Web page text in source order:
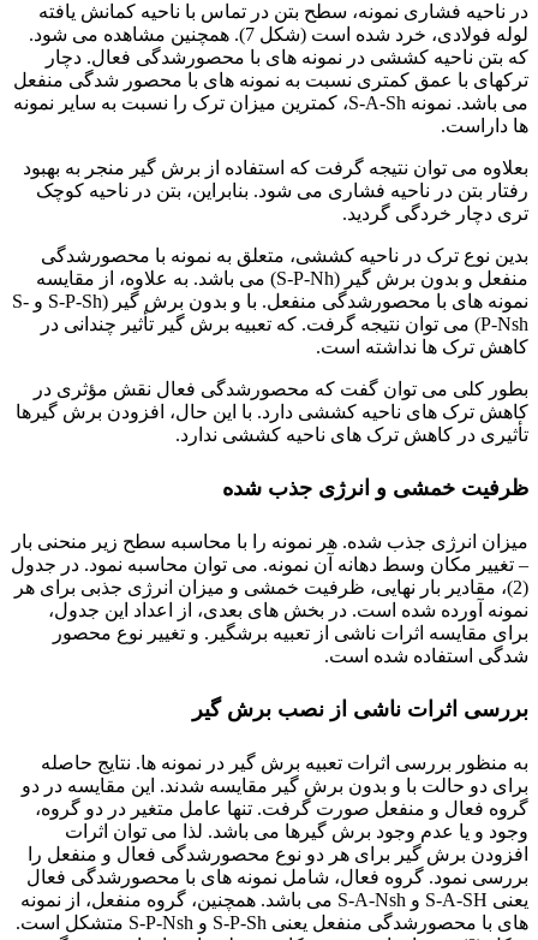
در ناحیه فشاری نمونه، سطح بتن در تماس با ناحیه کمانش یافته
لوله فولادی، خرد شده است (شکل 7). همچنین مشاهده می شود.
که بتن ناحیه کششی در نمونه های با محصورشدگی فعال. دچار
ترکهای با عمق کمتری نسبت به نمونه های با محصور شدگی منفعل
می باشد. نمونه S-A-Sh، کمترین میزان ترک را نسبت به سایر نمونه
ها داراست.
بعلاوه می توان نتیجه گرفت که استفاده از برش گیر منجر به بهبود
رفتار بتن در ناحیه فشاری می شود. بنابراین، بتن در ناحیه کوچک
تری دچار خردگی گردید.
بدین نوع ترک در ناحیه کششی، متعلق به نمونه با محصورشدگی
منفعل و بدون برش گیر (S-P-Nh) می باشد. به علاوه، از مقایسه
نمونه های با محصورشدگی منفعل. با و بدون برش گیر (S-P-Sh و S-
P-Nsh) می توان نتیجه گرفت. که تعبیه برش گیر تأثیر چندانی در
کاهش ترک ها نداشته است.
بطور کلی می توان گفت که محصورشدگی فعال نقش مؤثری در
کاهش ترک های ناحیه کششی دارد. با این حال، افزودن برش گیرها
تأثیری در کاهش ترک های ناحیه کششی ندارد.
ظرفیت خمشی و انرژی جذب شده
میزان انرژی جذب شده. هر نمونه را با محاسبه سطح زیر منحنی بار
– تغییر مکان وسط دهانه آن نمونه. می توان محاسبه نمود. در جدول
(2)، مقادیر بار نهایی، ظرفیت خمشی و میزان انرژی جذبی برای هر
نمونه آورده شده است. در بخش های بعدی، از اعداد این جدول،
برای مقایسه اثرات ناشی از تعبیه برشگیر. و تغییر نوع محصور
شدگی استفاده شده است.
بررسی اثرات ناشی از نصب برش گیر
به منظور بررسی اثرات تعبیه برش گیر در نمونه ها. نتایج حاصله
برای دو حالت با و بدون برش گیر مقایسه شدند. این مقایسه در دو
گروه فعال و منفعل صورت گرفت. تنها عامل متغیر در دو گروه،
وجود و یا عدم وجود برش گیرها می باشد. لذا می توان اثرات
افزودن برش گیر برای هر دو نوع محصورشدگی فعال و منفعل را
بررسی نمود. گروه فعال، شامل نمونه های با محصورشدگی فعال
یعنی S-A-SH و S-A-Nsh می باشد. همچنین، گروه منفعل، از نمونه
های با محصورشدگی منفعل یعنی S-P-Sh و S-P-Nsh متشکل است.